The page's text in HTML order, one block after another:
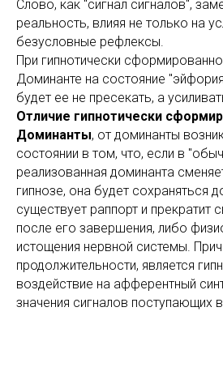
Слово, как "сигнал сигналов",
реальность, влияя не только на
безусловные рефлексы.
При гипнотически
Доминанте на состояние
будет ее не пресекать, а
Отличие гипнотически
Доминанты, от доминанты
состоянии в том, что, если в
реализованная доминанта
гипнозе, она будет сохраняться
существует раппорт и прекратит
после его завершения, либо
истощения нервной системы.
продолжительности, является
воздействие на афферентный
значения сигналов поступающих